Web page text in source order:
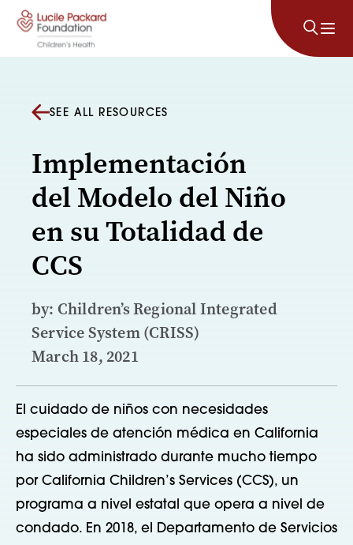
Skip to content
SEE ALL RESOURCES
Implementación
del Modelo del Niño
en su Totalidad de
CCS
by: Children’s Regional Integrated
Service System (CRISS)
March 18, 2021
El cuidado de niños con necesidades
especiales de atención médica en California
ha sido administrado durante mucho tiempo
por California Children’s Services (CCS), un
programa a nivel estatal que opera a nivel de
condado. En 2018, el Departamento de Servicios